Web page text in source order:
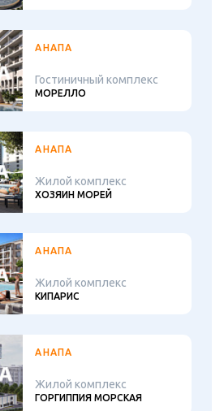
АНАПА
Гостиничный комплекс
МОРЕЛЛО
АНАПА
Жилой комплекс
ХОЗЯИН МОРЕЙ
АНАПА
Жилой комплекс
КИПАРИС
АНАПА
Жилой комплекс
ГОРГИППИЯ МОРСКАЯ